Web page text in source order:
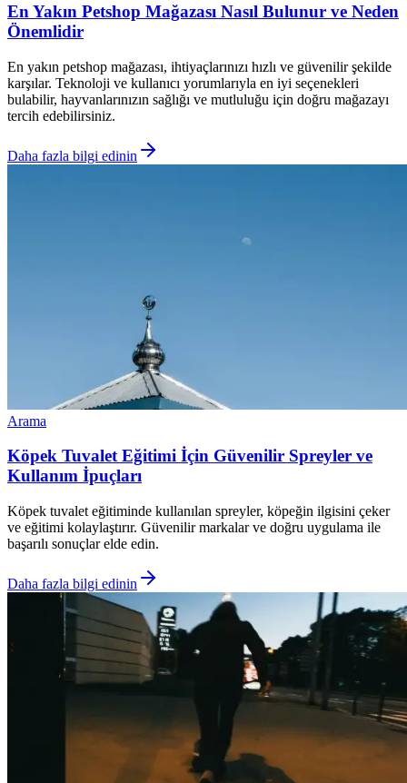
En Yakın Petshop Mağazası Nasıl Bulunur ve Neden
Önemlidir
En yakın petshop mağazası, ihtiyaçlarınızı hızlı ve güvenilir şekilde
karşılar. Teknoloji ve kullanıcı yorumlarıyla en iyi seçenekleri
bulabilir, hayvanlarınızın sağlığı ve mutluluğu için doğru mağazayı
tercih edebilirsiniz.
Daha fazla bilgi edinin
Arama
Köpek Tuvalet Eğitimi İçin Güvenilir Spreyler ve
Kullanım İpuçları
Köpek tuvalet eğitiminde kullanılan spreyler, köpeğin ilgisini çeker
ve eğitimi kolaylaştırır. Güvenilir markalar ve doğru uygulama ile
başarılı sonuçlar elde edin.
Daha fazla bilgi edinin